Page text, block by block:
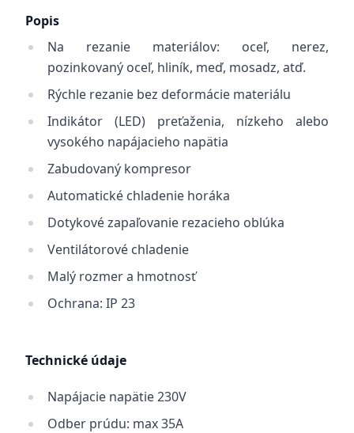
Popis
Na rezanie materiálov: oceľ, nerez,
pozinkovaný oceľ, hliník, meď, mosadz, atď.
Rýchle rezanie bez deformácie materiálu
Indikátor (LED) preťaženia, nízkeho alebo
vysokého napájacieho napätia
Zabudovaný kompresor
Automatické chladenie horáka
Dotykové zapaľovanie rezacieho oblúka
Ventilátorové chladenie
Malý rozmer a hmotnosť
Ochrana: IP 23
Technické údaje
Napájacie napätie 230V
Odber prúdu: max 35A